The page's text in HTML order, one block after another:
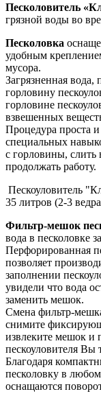
Песколовитель
грязной воды во
Песколовка
удобным
мусора.
Загрязненная вода,
горловину
горловине
взвешенных
Процедура проста
специальных
с горловины, слить
продолжать работу.
Пескоуловитель
35 литров (2-3
Фильтр-мешок
вода в песколовке
Перфорированная
позволяет
заполнении
увидели что вода
заменить мешок.
Смена фильтр-
снимите
извлеките мешок и
пескоуловителя Вы
Благодаря
песколовку в
оснащаются